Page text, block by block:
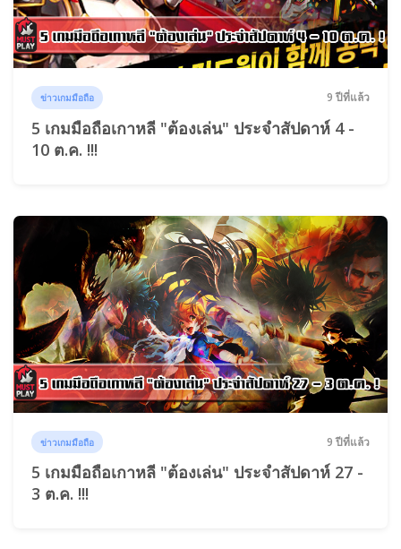
ข่าวเกมมือถือ 9 ปีที่แล้ว
5 เกมมือถือเกาหลี "ต้องเล่น" ประจำสัปดาห์ 4 -
10 ต.ค. !!!
ข่าวเกมมือถือ 9 ปีที่แล้ว
5 เกมมือถือเกาหลี "ต้องเล่น" ประจำสัปดาห์ 27 -
3 ต.ค. !!!